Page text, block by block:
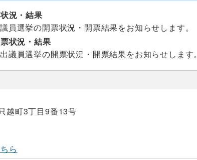
況・結果
員選挙の開票状況・開票結果をお知らせします。
状況・結果
議員選挙の開票状況・開票結果をお知らせします。
越町3丁目9番13号
ら